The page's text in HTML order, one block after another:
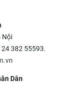
Nội
382 55593.
Dân